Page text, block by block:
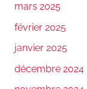
mars 2025
février 2025
janvier 2025
décembre 2024